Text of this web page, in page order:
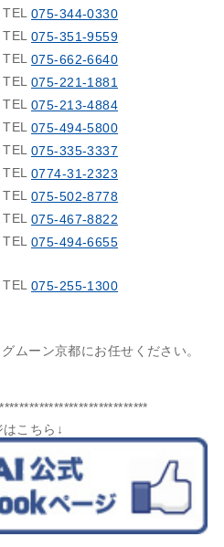
075-344-0330
075-351-9559
075-662-6640
075-221-1881
075-213-4884
075-494-5800
075-335-3337
0774-31-2323
075-502-8778
075-467-8822
075-494-6655
075-255-1300
ムーン京都にお任せください。
こちら↓